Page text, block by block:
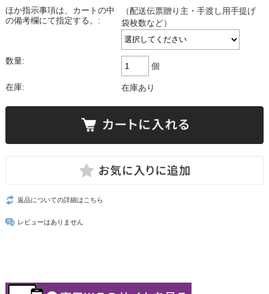
ほか指示事項は、カートの中
の備考欄にて指定する。:
（配送伝票贈り主・手渡し用手提げ
袋枚数など）
数量:
個
在庫: 在庫あり
返品についての詳細はこちら
レビューはありません